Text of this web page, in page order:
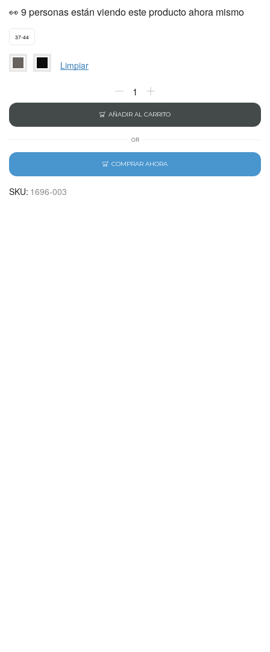
👀 9 personas están viendo este producto ahora mismo
37-44
Limpiar
AÑADIR AL CARRITO
OR
COMPRAR AHORA
SKU: 1696-003